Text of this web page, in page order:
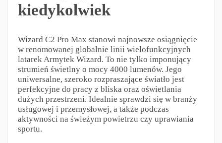
kiedykolwiek
Wizard C2 Pro Max stanowi najnowsze osiągnięcie
w renomowanej globalnie linii wielofunkcyjnych
latarek Armytek Wizard. To nie tylko imponujący
strumień świetlny o mocy 4000 lumenów. Jego
uniwersalne, szeroko rozpraszające światło jest
perfekcyjne do pracy z bliska oraz oświetlania
dużych przestrzeni. Idealnie sprawdzi się w branży
usługowej i przemysłowej, a także podczas
aktywności na świeżym powietrzu czy uprawiania
sportu.